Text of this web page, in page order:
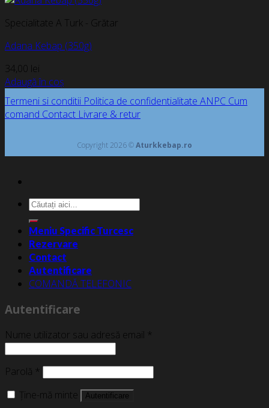
Specialitate A Turk - Grătar
Adana Kebap (350g)
34,00 lei
Adaugă în coș
Termeni si conditii Politica de confidentialitate ANPC Cum
comand Contact Livrare & retur
Copyright 2026 ©Aturkkebap.ro
Caută
după:
Meniu Specific Turcesc
Rezervare
Contact
Autentificare
COMANDĂ TELEFONIC
Autentificare
Nume utilizator sau adresă email *
Parolă *
Ține-mă minte
Autentificare